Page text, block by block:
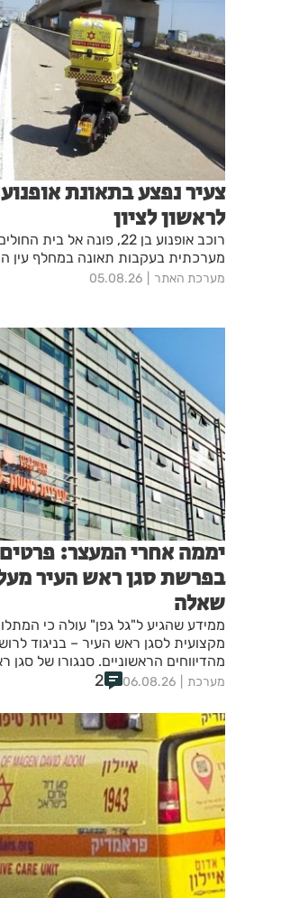
צעיר נפצע בתאונת
לראשון לציון
רוכב אופנוע בן 22, פונה אל
מערכתית בעקבות תאונה במחלף עין
מערכת האתר 05.08.26
יממה אחרי המעצר:
בפרשת סגן ראש העיר
שאלה
ממידע שהגיע ל"גל גפן" עולה כי
מקצועית לסגן ראש העיר – בניגוד
מהדיווחים הראשוניים. סנגורו של
החשוד "הוא נעצר לראשונה בחייו, איש רב פעלים."
מערכת 06.08.26
2